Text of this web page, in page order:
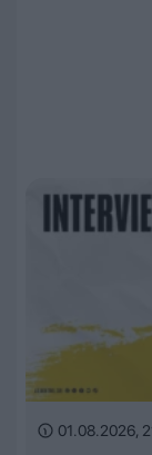
01.08.2026,